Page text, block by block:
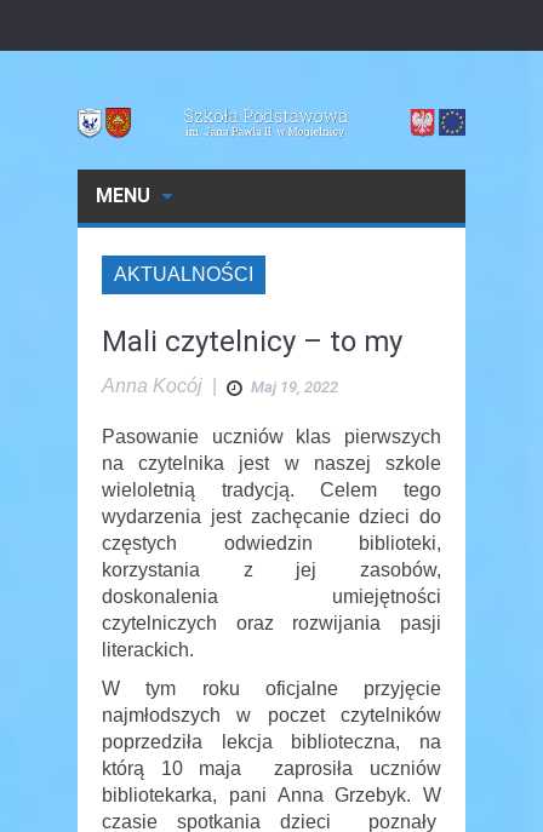
MENU
AKTUALNOŚCI
Mali czytelnicy – to my
Anna Kocój Maj 19, 2022
Pasowanie uczniów klas pierwszych
na czytelnika jest w naszej szkole
wieloletnią tradycją. Celem tego
wydarzenia jest zachęcanie dzieci do
częstych odwiedzin biblioteki,
korzystania z jej zasobów,
doskonalenia umiejętności
czytelniczych oraz rozwijania pasji
literackich.
W tym roku oficjalne przyjęcie
najmłodszych w poczet czytelników
poprzedziła lekcja biblioteczna, na
którą 10 maja zaprosiła uczniów
bibliotekarka, pani Anna Grzebyk. W
czasie spotkania dzieci poznały